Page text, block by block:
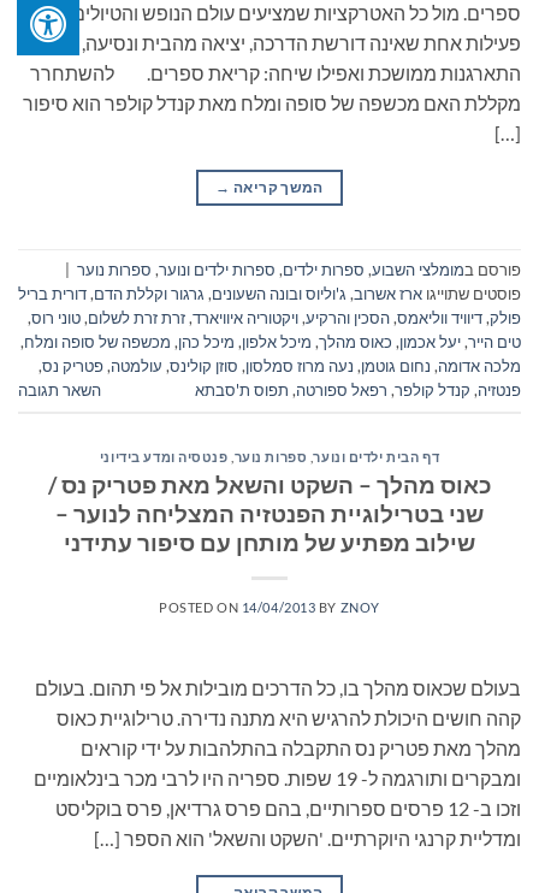
ספרים. מול כל האטרקציות שמציעים עולם הנופש והטיולים, יש
פעילות אחת שאינה דורשת הדרכה, יציאה מהבית ונסיעה,
התארגנות ממושכת ואפילו שיחה: קריאת ספרים. להשתחרר
מקללת האם מכשפה של סופה ומלח מאת קנדל קולפר הוא סיפור
[…]
המשך קריאה →
פורסם במומלצי השבוע, ספרות ילדים, ספרות ילדים ונוער, ספרות נוער
פוסטים שתוייגו ארז אשרוב, ג'וליוס ובונה השעונים, גרגור וקללת הדם,דורית בריל
פולק,דיוויד ווליאמס,הסכין והרקיע,ויקטוריה איוויארד,זרת זרת לשלום,טוני רוס,
טים הייר,יעל אכמון, כאוס מהלך, מיכל אלפון, מיכל כהן, מכשפה של סופה ומלח,
מלכה אדומה, נחום גוטמן, נעה מרוז סמלסון, סוזן קולינס, עולמטה,פטריק נס,
פנטזיה, קנדל קולפר, רפאל ספורטה, תפוס ת'סבתא השאר תגובה
דף הבית ילדים ונוער, ספרות נוער פנטסיה ומדע בידיוני
כאוס מהלך – השקט והשאל מאת פטריק נס /
שני בטרילוגיית הפנטזיה המצליחה לנוער –
שילוב מפתיע של מותחן עם סיפור עתידני
POSTED ON 14/04/2013 BY ZNOY
בעולם שכאוס מהלך בו, כל הדרכים מובילות אל פי תהום. בעולם
קהה חושים היכולת להרגיש היא מתנה נדירה. טרילוגיית כאוס
מהלך מאת פטריק נס התקבלה בהתלהבות על ידי קוראים
ומבקרים ותורגמה ל- 19 שפות. ספריה היו לרבי מכר בינלאומיים
וזכו ב- 12 פרסים ספרותיים, בהם פרס גרדיאן, פרס בוקליסט
ומדליית קרנגי היוקרתיים. 'השקט והשאל' הוא הספר […]